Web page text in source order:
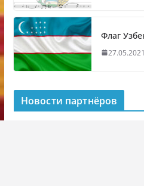
Флаг
27.05.2021
Новости партнёров